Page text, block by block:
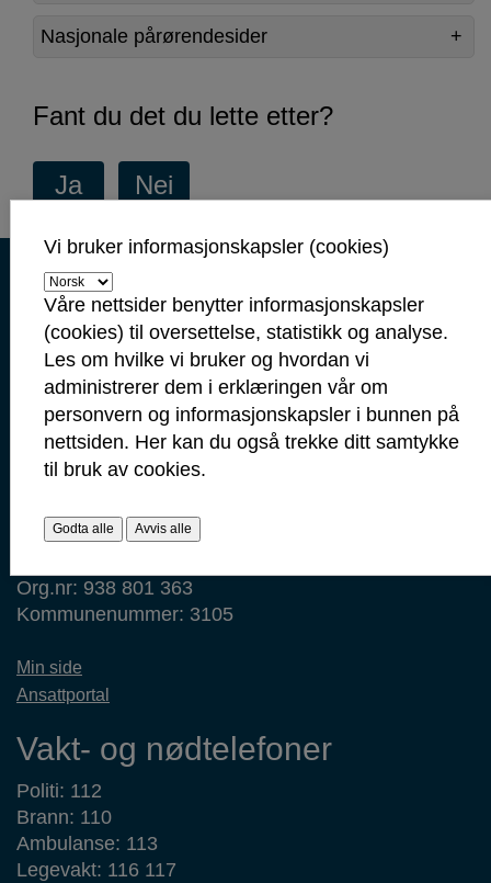
Nasjonale pårørendesider
Fant du det du lette etter?
Kontaktinformasjon
Kontakt oss
Servicetorget: 69 10 80 00
(Telefontid mandag-fredag 09.00-14.00)
postmottak@sarpsborg.com
Besøk: Glengsgata 38, 1706 Sarpsborg
Org.nr: 938 801 363
Kommunenummer: 3105
Min side
Ansattportal
Vakt- og nødtelefoner
Politi: 112
Brann: 110
Ambulanse: 113
Legevakt: 116 117
Vi bruker informasjonskapsler (cookies)
Våre nettsider benytter informasjonskapsler
(cookies) til oversettelse, statistikk og analyse.
Les om hvilke vi bruker og hvordan vi
administrerer dem i erklæringen vår om
personvern og informasjonskapsler i bunnen på
nettsiden. Her kan du også trekke ditt samtykke
til bruk av cookies.
Godta alle Avvis alle